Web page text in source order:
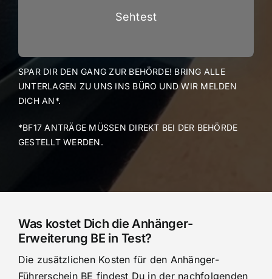
Sehtest
SPAR DIR DEN GANG ZUR BEHÖRDE! BRING ALLE
UNTERLAGEN ZU UNS INS BÜRO UND WIR MELDEN
DICH AN*.
*BF17 ANTRÄGE MÜSSEN DIREKT BEI DER BEHÖRDE
GESTELLT WERDEN.
Was kostet Dich die Anhänger-
Erweiterung BE in Test?
Die zusätzlichen Kosten für den Anhänger-
Führerschein BE findest Du in der nachfolgenden